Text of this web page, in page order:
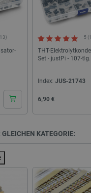
5
THT-
Set - justPi - 107-tlg.
Index: JUS-21743
Cena
6,90 €
KATEGORIE: